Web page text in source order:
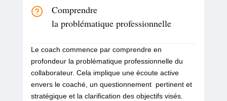
Comprendre
la problématique professionnelle
Le coach commence par comprendre en
profondeur la problématique professionnelle du
collaborateur. Cela implique une écoute active
envers le coaché, un questionnement pertinent et
stratégique et la clarification des objectifs visés.